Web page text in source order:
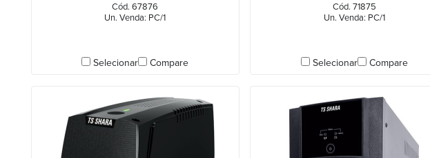
Cód. 67876
Un. Venda: PC/1
Selecionar Compare
Cód. 71875
Un. Venda: PC/1
Selecionar Compare